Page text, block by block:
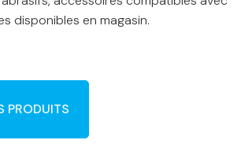
disponibles en magasin.
PRODUITS